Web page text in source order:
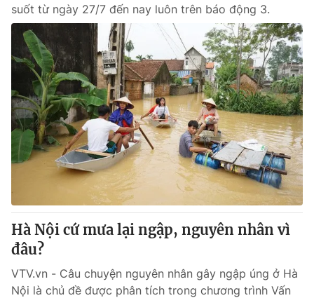
suốt từ ngày 27/7 đến nay luôn trên báo động 3.
Hà Nội cứ mưa lại ngập, nguyên nhân vì
đâu?
VTV.vn - Câu chuyện nguyên nhân gây ngập úng ở Hà
Nội là chủ đề được phân tích trong chương trình Vấn